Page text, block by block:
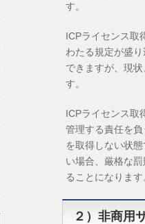
す。
ICPライセンス取
わたる規定が盛
できますが、現
す。
ICPライセンス取
管理する責任を
を取得しない状
い場合、厳格な
ることになります
２）非商用